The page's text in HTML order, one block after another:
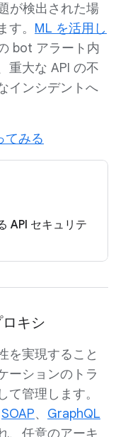
が検出された場
。 ML を活用し
bot アラート内
重大な API の不
インシデントへ
てみる
API セキュリテ
キシ
を実現すること
ーションのトラ
管理します。
SOAP、 GraphQL
、任意のアーキ